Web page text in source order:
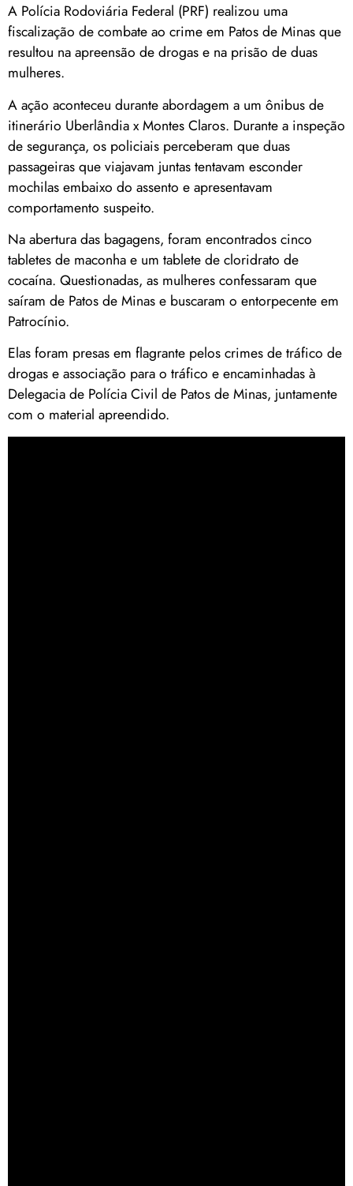
A Polícia Rodoviária Federal (PRF) realizou uma
fiscalização de combate ao crime em Patos de Minas que
resultou na apreensão de drogas e na prisão de duas
mulheres.
A ação aconteceu durante abordagem a um ônibus de
itinerário Uberlândia x Montes Claros. Durante a inspeção
de segurança, os policiais perceberam que duas
passageiras que viajavam juntas tentavam esconder
mochilas embaixo do assento e apresentavam
comportamento suspeito.
Na abertura das bagagens, foram encontrados cinco
tabletes de maconha e um tablete de cloridrato de
cocaína. Questionadas, as mulheres confessaram que
saíram de Patos de Minas e buscaram o entorpecente em
Patrocínio.
Elas foram presas em flagrante pelos crimes de tráfico de
drogas e associação para o tráfico e encaminhadas à
Delegacia de Polícia Civil de Patos de Minas, juntamente
com o material apreendido.